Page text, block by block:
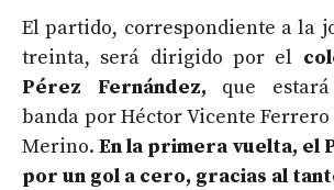
El partido, correspondiente a la
treinta, será dirigido por el
Pérez Fernández, que
banda por Héctor Vicente Ferrero
Merino.En la primera vuelta, el
por un gol a cero, gracias al